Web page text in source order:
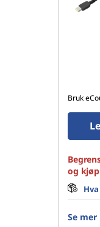
Bruk
og
Se mer